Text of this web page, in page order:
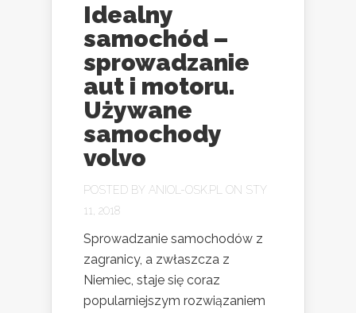
Idealny
samochód –
sprowadzanie
aut i motoru.
Używane
samochody
volvo
POSTED BY ANIOL-OSK.PL
ON STY
11, 2018
Sprowadzanie samochodów z
zagranicy, a zwłaszcza z
Niemiec, staje się coraz
popularniejszym rozwiązaniem